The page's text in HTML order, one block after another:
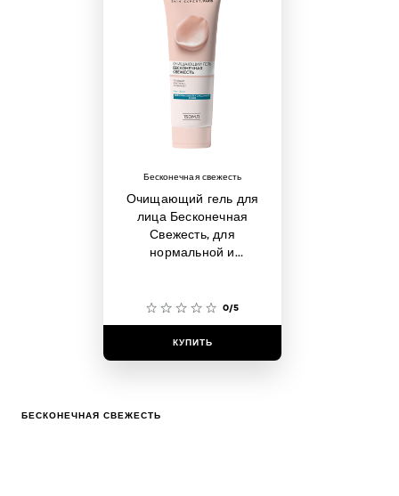
Бесконечная свежесть
Очищающий гель для
лица Бесконечная
Свежесть, для
нормальной и
0/5
КУПИТЬ
БЕСКОНЕЧНАЯ СВЕЖЕСТЬ